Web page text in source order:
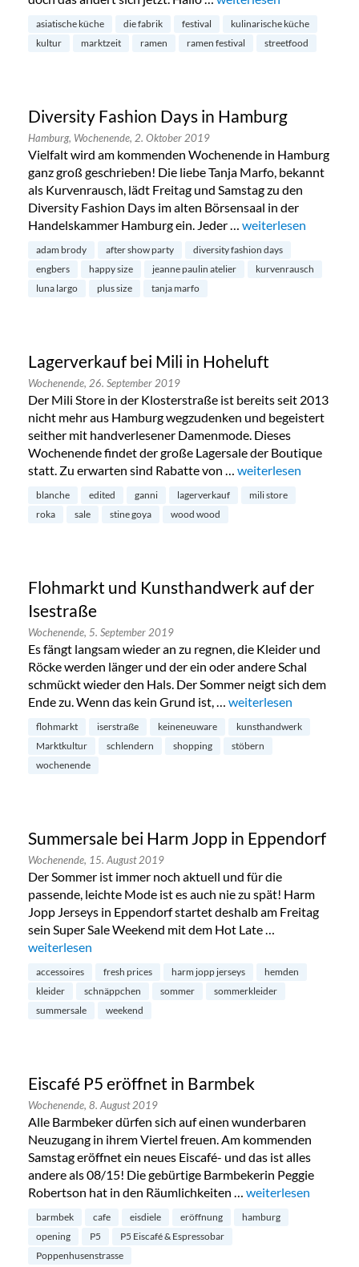
asiatische küche die fabrik festival
kulinarische küche
kultur
marktzeit ramen ramen festival streetfood
Diversity Fashion Days in Hamburg
Hamburg, Wochenende, 2. Oktober 2019
Vielfalt wird am kommenden Wochenende in Hamburg
ganz groß geschrieben! Die liebe Tanja Marfo, bekannt
als Kurvenrausch, lädt Freitag und Samstag zu den
Diversity Fashion Days im alten Börsensaal in der
Handelskammer Hamburg ein. Jeder … „Diversity Fashion
weiterlesen
adam brody after show party
diversity fashion days
engbers
happy size jeanne paulin atelier
kurvenrausch
luna largo
plus size tanja marfo
Lagerverkauf bei Mili in Hoheluft
Wochenende, 26. September 2019
Der Mili Store in der Klosterstraße ist bereits seit 2013
nicht mehr aus Hamburg wegzudenken und begeistert
seither mit handverlesener Damenmode. Dieses
Wochenende findet der große Lagersale der Boutique
statt. Zu erwarten sind Rabatte von … „Lagerverkauf bei
weiterlesen
blanche edited ganni lagerverkauf
mili store
roka
sale stine goya wood wood
Flohmarkt und Kunsthandwerk auf der
Isestraße
Wochenende, 5. September 2019
Es fängt langsam wieder an zu regnen, die Kleider und
Röcke werden länger und der ein oder andere Schal
schmückt wieder den Hals. Der Sommer neigt sich dem
Ende zu. Wenn das kein Grund ist, … „Flohmarkt und
weiterlesen
flohmarkt iserstraße keineneuware
kunsthandwerk
Marktkultur
schlendern shopping
stöbern
wochenende
Summersale bei Harm Jopp in Eppendorf
Wochenende, 15. August 2019
Der Sommer ist immer noch aktuell und für die
passende, leichte Mode ist es auch nie zu spät! Harm
Jopp Jerseys in Eppendorf startet deshalb am Freitag
sein Super Sale Weekend mit dem Hot Late …
„Summersale bei Harm Jopp in Eppendorf“
weiterlesen
accessoires fresh prices harm jopp jerseys
hemden
kleider
schnäppchen sommer
sommerkleider
summersale
weekend
Eiscafé P5 eröffnet in Barmbek
Wochenende, 8. August 2019
Alle Barmbeker dürfen sich auf einen wunderbaren
Neuzugang in ihrem Viertel freuen. Am kommenden
Samstag eröffnet ein neues Eiscafé- und das ist alles
andere als 08/15! Die gebürtige Barmbekerin Peggie
Robertson hat in den Räumlichkeiten … „Eiscafé P5 eröffnet
weiterlesen
barmbek cafe eisdiele eröffnung
hamburg
opening
P5
P5 Eiscafé & Espressobar
Poppenhusenstrasse